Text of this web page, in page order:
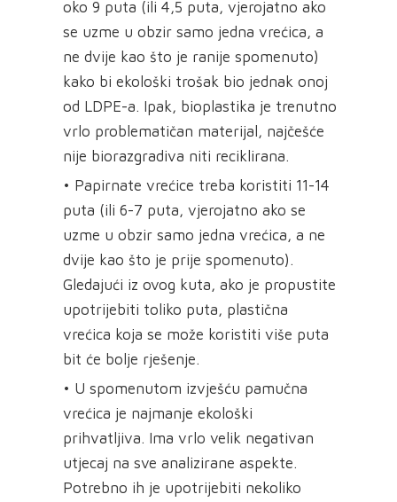
oko 9 puta (ili 4,5 puta, vjerojatno ako
se uzme u obzir samo jedna vrećica, a
ne dvije kao što je ranije spomenuto)
kako bi ekološki trošak bio jednak onoj
od LDPE-a. Ipak, bioplastika je trenutno
vrlo problematičan materijal, najčešće
nije biorazgradiva niti reciklirana.
• Papirnate vrećice treba koristiti 11-14
puta (ili 6-7 puta, vjerojatno ako se
uzme u obzir samo jedna vrećica, a ne
dvije kao što je prije spomenuto).
Gledajući iz ovog kuta, ako je propustite
upotrijebiti toliko puta, plastična
vrećica koja se može koristiti više puta
bit će bolje rješenje.
• U spomenutom izvješću pamučna
vrećica je najmanje ekološki
prihvatljiva. Ima vrlo velik negativan
utjecaj na sve analizirane aspekte.
Potrebno ih je upotrijebiti nekoliko